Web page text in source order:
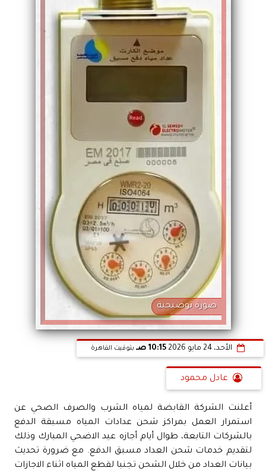
صورة توضيحية
الأحد، 24 مايو 2026 10:15 صـ بتوقيت القاهرة
عادل محمود
أعلنت الشركة القابضة لمياه الشرب والصرف الصحي عن
استمرار العمل بمراكز شحن عدادات المياه مسبقة الدفع
بالشركات التابعة، طوال أيام أجازه عيد الاضحي المبارك وذلك
لتقديم خدمات شحن العداد مسبق الدفع. مع ضرورة تحديث
بيانات العداد من خلال الشحن تجنبا لقطع المياه اثناء الاجازات